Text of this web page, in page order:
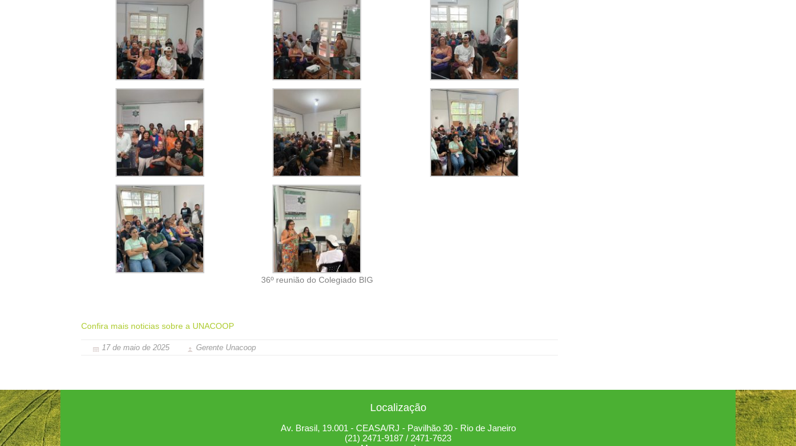
36º reunião do Colegiado BIG
Confira mais noticias sobre a UNACOOP
17 de maio de 2025 Gerente Unacoop
Localização
Av. Brasil, 19.001 - CEASA/RJ - Pavilhão 30 - Rio de Janeiro
(21) 2471-9187 / 2471-7623